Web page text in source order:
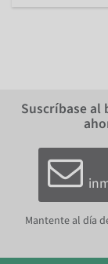
Suscríbase
Mantente al día